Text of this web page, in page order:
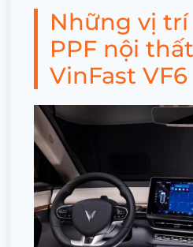
Những vị
PPF nội
VinFast VF6